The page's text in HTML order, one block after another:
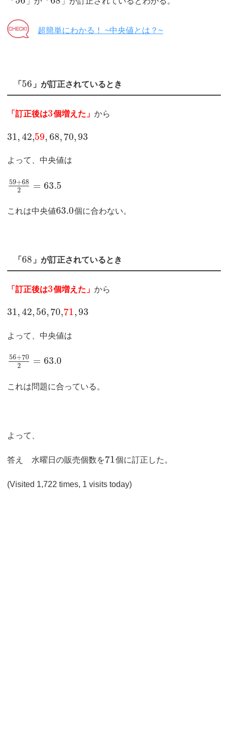
超簡単にわかる！ ~中央値とは？~
「 56 」が訂正されているとき
「訂正後は3個増えた」から
31 , 42,59, 68, 70,93
よって、中央値は
59+68
2
= 63.5
これは中央値63.0個に合わない。
「68 」が訂正されているとき
「訂正後は3個増えた」から
31, 42, 56, 70,71,93
よって、中央値は
56+70
2
= 63.0
これは問題に合っている。
よって、
答え 水曜日の販売個数を71個に訂正した。
(Visited 1,722 times, 1 visits today)